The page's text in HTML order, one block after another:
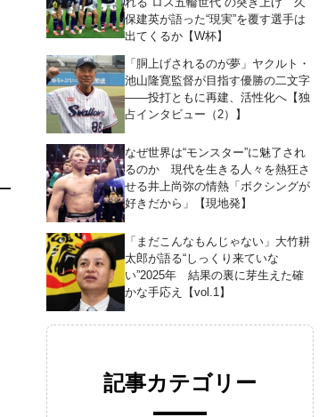
保建英が語った“現実”を覆す選手は
出てくるか【W杯】
「胴上げされるのが夢」ヤクルト・
池山隆寛監督が目指す優勝の二文字
――投打ともに再建、活性化へ【独
占インタビュー（2）】
なぜ世界は“モンスター”に魅了され
るのか 現代を生きる人々を熱狂さ
せる井上尚弥の情熱「ボクシングが
好きだから」【現地発】
「まだこんなもんじゃない」大竹耕
太郎が語る“しっくり来ていな
い”2025年 結果の裏に芽生えた確
かな手応え【vol.1】
記事カテゴリー